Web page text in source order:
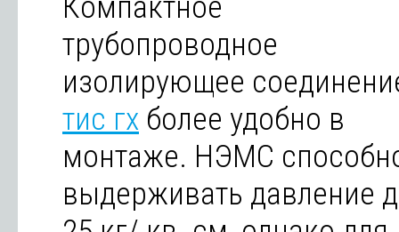
трубопроводное
изолирующее
тис гх более удобно в
монтаже. НЭМС
выдерживать давление